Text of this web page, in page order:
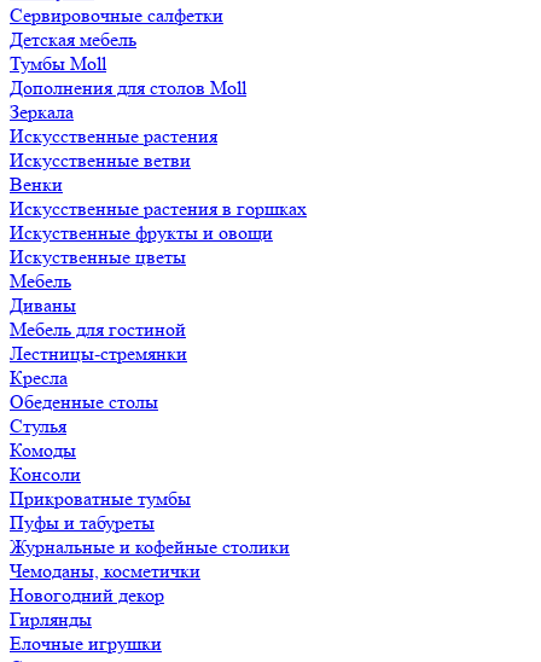
Сервировочные салфетки
Детская мебель
Тумбы Moll
Дополнения для столов Moll
Зеркала
Искусственные растения
Искусственные ветви
Венки
Искусственные растения в горшках
Искуственные фрукты и овощи
Искуственные цветы
Мебель
Диваны
Мебель для гостиной
Лестницы-стремянки
Кресла
Обеденные столы
Стулья
Комоды
Консоли
Прикроватные тумбы
Пуфы и табуреты
Журнальные и кофейные столики
Чемоданы, косметички
Новогодний декор
Гирлянды
Елочные игрушки